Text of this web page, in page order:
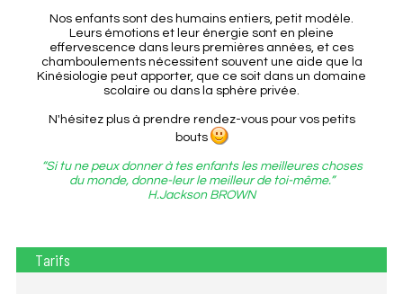
Nos enfants sont des humains entiers, petit modèle.
Leurs émotions et leur énergie sont en pleine
effervescence dans leurs premières années, et ces
chamboulements nécessitent souvent une aide que la
Kinésiologie peut apporter, que ce soit dans un domaine
scolaire ou dans la sphère privée.
N'hésitez plus à prendre rendez-vous pour vos petits
bouts
“Si tu ne peux donner à tes enfants les meilleures choses
du monde, donne-leur le meilleur de toi-même.”
H.Jackson BROWN
Tarifs